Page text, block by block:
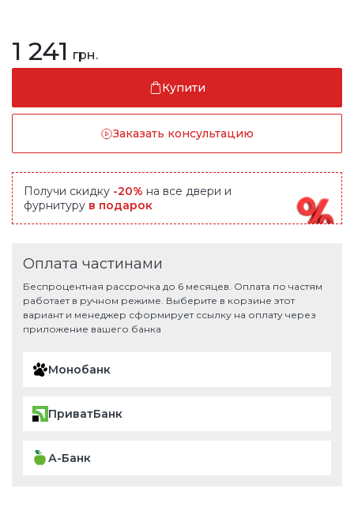
1 241 грн.
Купити
Заказать консультацию
Получи скидку -20% на все двери и
фурнитуру в подарок
Оплата частинами
Беспроцентная рассрочка до 6 месяцев. Оплата по частям
работает в ручном режиме. Выберите в корзине этот
вариант и менеджер сформирует ссылку на оплату через
приложение вашего банка
Монобанк
ПриватБанк
А-Банк